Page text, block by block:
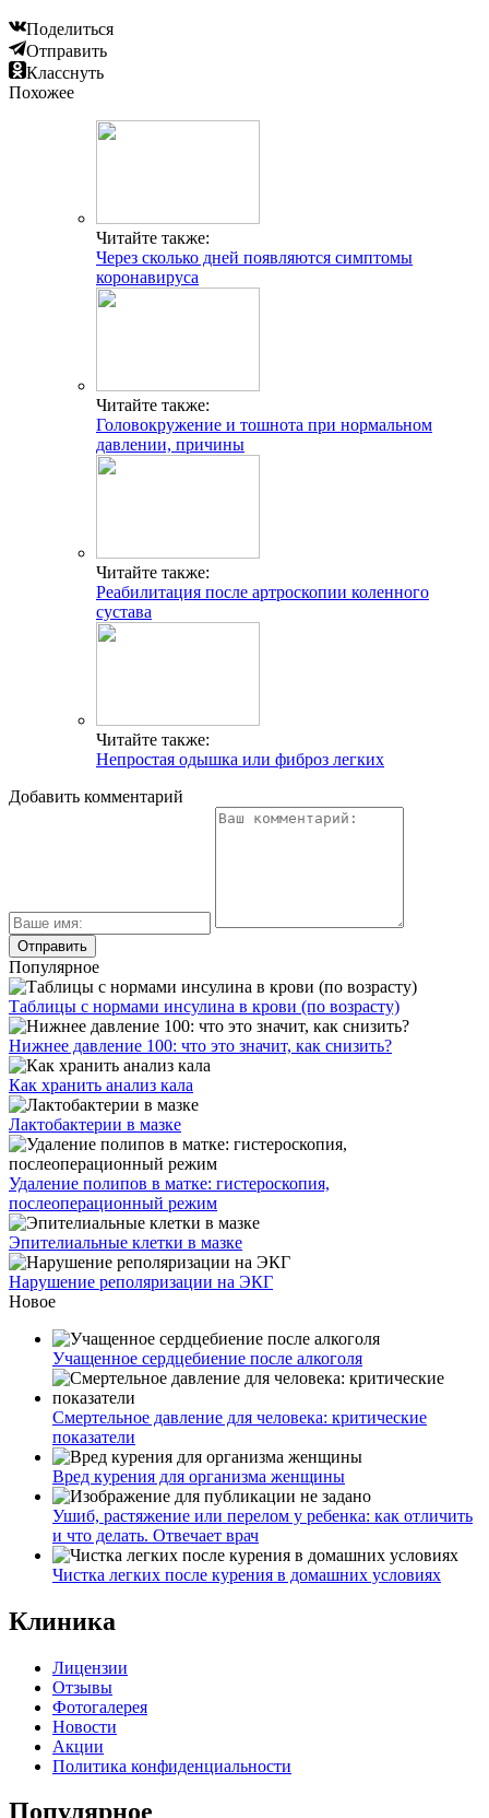
Поделиться
Отправить
Класснуть
Похожее
Читайте также:
Через сколько дней появляются симптомы
коронавируса
Читайте также:
Головокружение и тошнота при нормальном
давлении, причины
Читайте также:
Реабилитация после артроскопии коленного
сустава
Читайте также:
Непростая одышка или фиброз легких
Добавить комментарий
Популярное
Таблицы с нормами инсулина в крови (по возрасту)
Нижнее давление 100: что это значит, как снизить?
Как хранить анализ кала
Лактобактерии в мазке
Удаление полипов в матке: гистероскопия,
послеоперационный режим
Эпителиальные клетки в мазке
Нарушение реполяризации на ЭКГ
Новое
Учащенное сердцебиение после алкоголя
Смертельное давление для человека: критические
показатели
Вред курения для организма женщины
Ушиб, растяжение или перелом у ребенка: как отличить
и что делать. Отвечает врач
Чистка легких после курения в домашних условиях
Клиника
Лицензии
Отзывы
Фотогалерея
Новости
Акции
Политика конфиденциальности
Популярное